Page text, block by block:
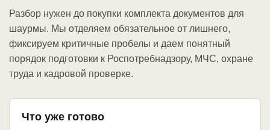
Разбор нужен до покупки комплекта документов для
шаурмы. Мы отделяем обязательное от лишнего,
фиксируем критичные пробелы и даем понятный
порядок подготовки к Роспотребнадзору, МЧС, охране
труда и кадровой проверке.
Что уже готово